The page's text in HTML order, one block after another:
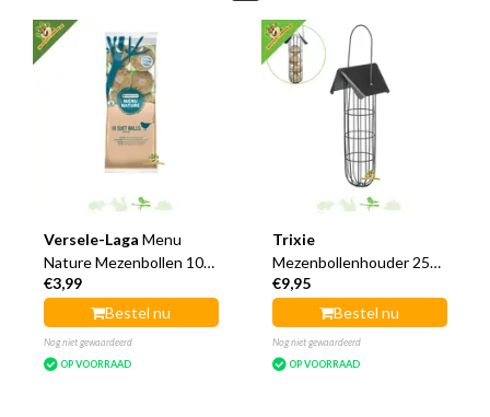
Versele-Laga Menu
Nature Mezenbollen 10
stuks
€3,99
Bestel nu
Nog niet gewaardeerd
OP VOORRAAD
Trixie
Mezenbollenhouder 25
cm
€9,95
Bestel nu
Nog niet gewaardeerd
OP VOORRAAD